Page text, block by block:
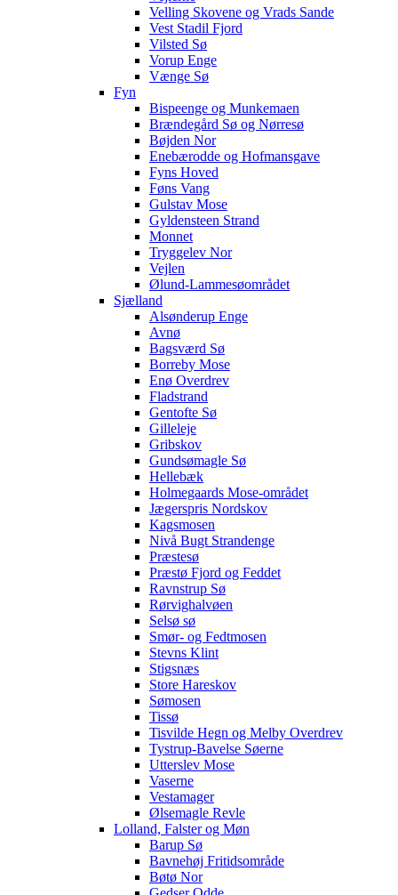
Velling Skovene og Vrads Sande
Vest Stadil Fjord
Vilsted Sø
Vorup Enge
Vænge Sø
Fyn
Bispeenge og Munkemaen
Brændegård Sø og Nørresø
Bøjden Nor
Enebærodde og Hofmansgave
Fyns Hoved
Føns Vang
Gulstav Mose
Gyldensteen Strand
Monnet
Tryggelev Nor
Vejlen
Ølund-Lammesøområdet
Sjælland
Alsønderup Enge
Avnø
Bagsværd Sø
Borreby Mose
Enø Overdrev
Fladstrand
Gentofte Sø
Gilleleje
Gribskov
Gundsømagle Sø
Hellebæk
Holmegaards Mose-området
Jægerspris Nordskov
Kagsmosen
Nivå Bugt Strandenge
Præstesø
Præstø Fjord og Feddet
Ravnstrup Sø
Rørvighalvøen
Selsø sø
Smør- og Fedtmosen
Stevns Klint
Stigsnæs
Store Hareskov
Sømosen
Tissø
Tisvilde Hegn og Melby Overdrev
Tystrup-Bavelse Søerne
Utterslev Mose
Vaserne
Vestamager
Ølsemagle Revle
Lolland, Falster og Møn
Barup Sø
Bavnehøj Fritidsområde
Bøtø Nor